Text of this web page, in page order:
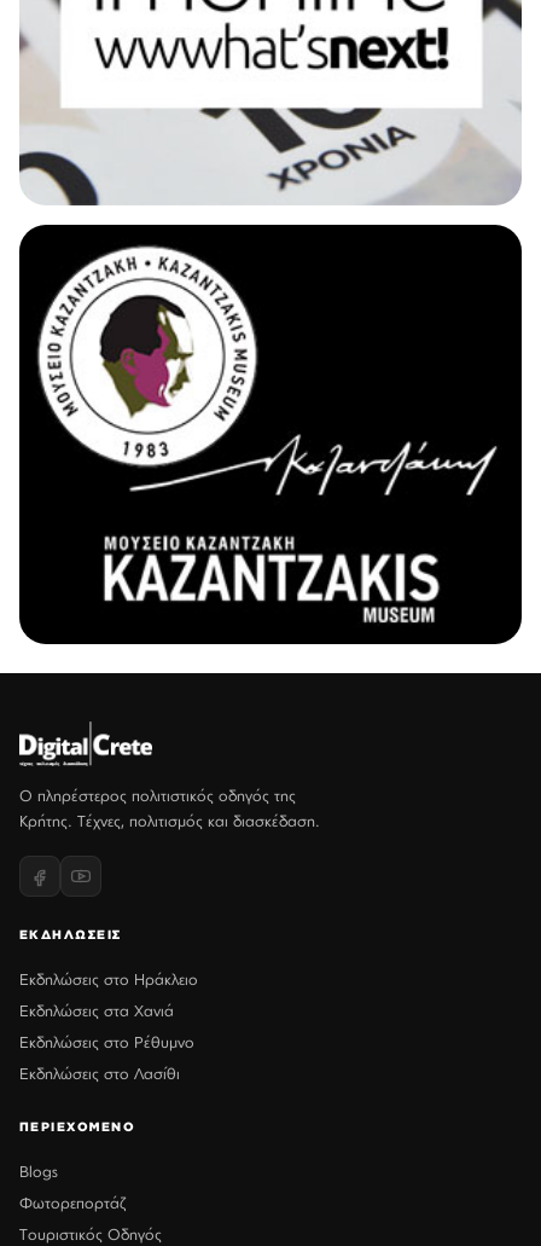
Ο πληρέστερος πολιτιστικός οδηγός της
Κρήτης. Τέχνες, πολιτισμός και διασκέδαση.
ΕΚΔΗΛΩΣΕΙΣ
Εκδηλώσεις στο Ηράκλειο
Εκδηλώσεις στα Χανιά
Εκδηλώσεις στο Ρέθυμνο
Εκδηλώσεις στο Λασίθι
ΠΕΡΙΕΧΟΜΕΝΟ
Blogs
Φωτορεπορτάζ
Τουριστικός Οδηγός